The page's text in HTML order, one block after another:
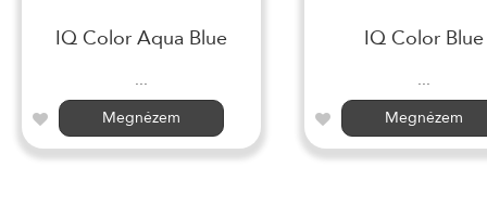
IQ Color Aqua Blue
...
Megnézem
IQ Color Blue
...
Megnézem